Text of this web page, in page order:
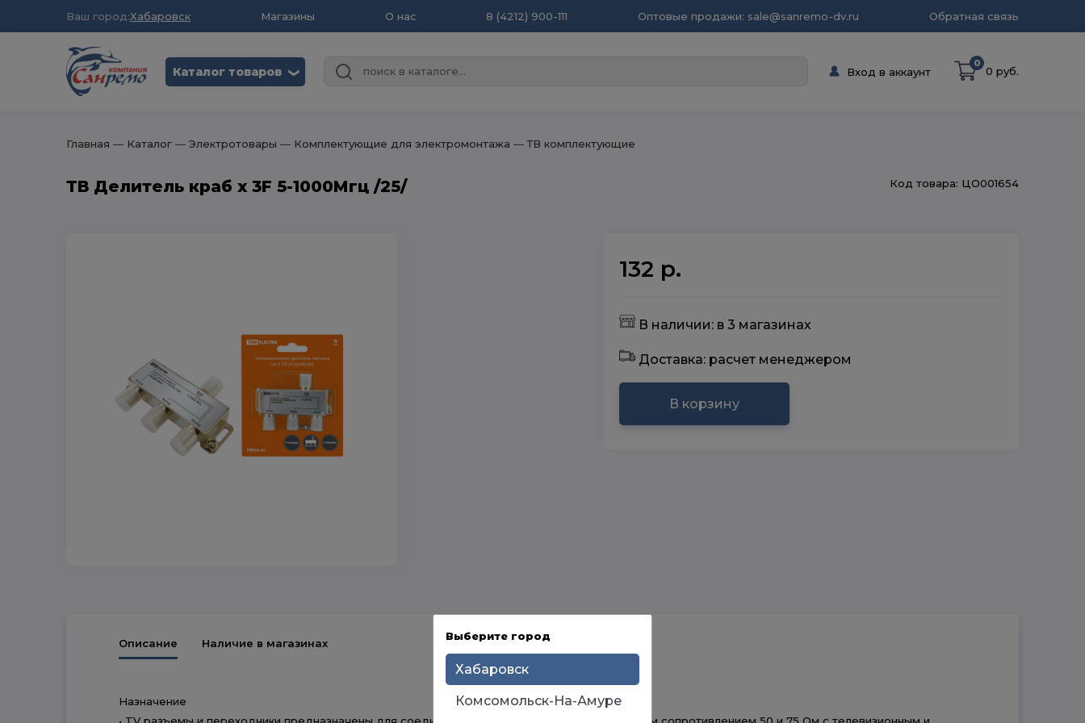
Ваш город:Хабаровск Магазины О нас 8 (4212) 900-111 Оптовые продажи: sale@sanremo-dv.ru Обратная связь
Каталог товаров ❮ Вход в аккаунт
0
0 руб.
Главная ― Каталог ― Электротовары ― Комплектующие для электромонтажа ― ТВ комплектующие
ТВ Делитель краб х 3F 5-1000Мгц /25/ Код товара: ЦО001654
132 р.
В наличии: в 3 магазинах
Доставка: расчет менеджером
В корзину
Описание Наличие в магазинах
Назначение
Выберите город
Хабаровск
Комсомольск-На-Амуре